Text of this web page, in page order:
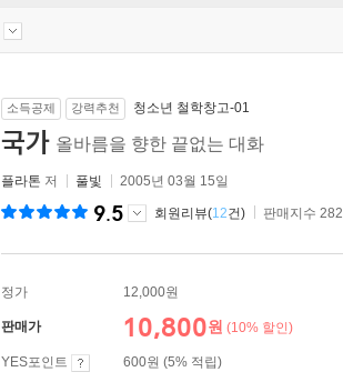
소득공제 강력추천 청소년 철학창고-01
국가 올바름을 향한 끝없는 대화
플라톤 저 풀빛 2005년 03월 15일
9.5 회원리뷰(12건) 판매지수 282
정가 12,000원
판매가 10,800원 (10% 할인)
YES포인트
600원 (5% 적립)